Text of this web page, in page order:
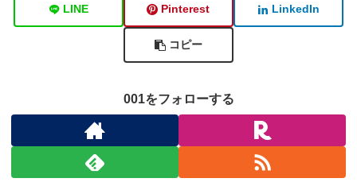
LINE Pinterest LinkedIn
コピー
001をフォローする